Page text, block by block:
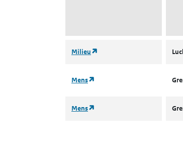
Milieu (opent in een nieuw
Mens (opent in een nieuw tabblad)
Mens (opent in een nieuw tabblad)